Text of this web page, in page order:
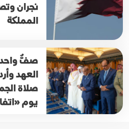
نجران
المملكة
صفٌّ واحد
العهد
صلاة
يوم